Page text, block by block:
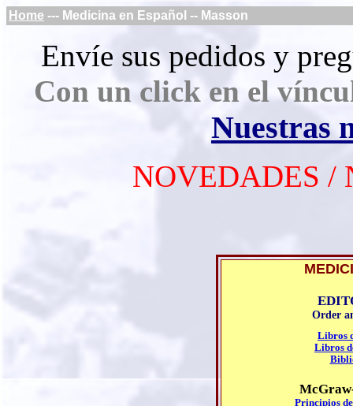
Home --- Medicina en Español -- Masson
Envíe sus pedidos y
Con un click en el
Nuestras
NOVEDADES /
Order
Libros
Libros
Principios